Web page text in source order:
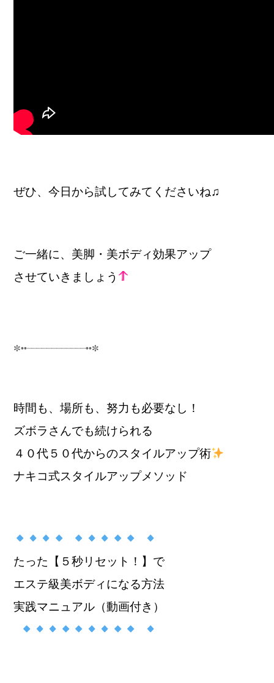
ぜひ、今日から試してみてくださいね♫
ご一緒に、美脚・美ボディ効果アップ
させていきましょう
✼••┈┈┈┈┈┈┈┈┈┈┈┈••✼
時間も、場所も、努力も必要なし！
ズボラさんでも続けられる
４０代５０代からのスタイルアップ術
ナキコ式スタイルアップメソッド
たった【５秒リセット！】で
エステ級美ボディになる方法
実践マニュアル（動画付き）